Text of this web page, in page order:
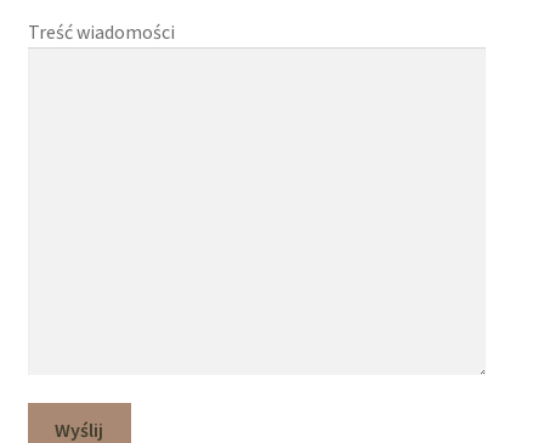
Sklep
Treść wiadomości